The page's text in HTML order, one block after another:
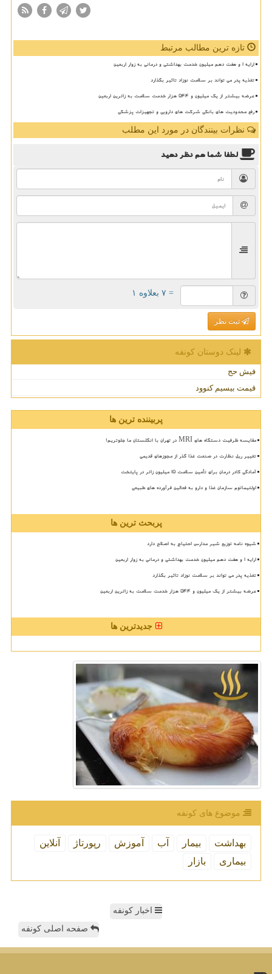
تازه ترین مطالب مرتبط
ارایه ۱ و هفت دهم میلیون خدمت بهداشتی و درمانی به زوار اربعین
تغذیه پدر می تواند بر سلامت نوزاد تاثیر بگذارد
عرضه بیشتر از یک میلیون و ۵۴۴ هزار خدمت سلامت به زائرین اربعین
رفع محدودیت های بانکی شرکت های دارویی و تجهیزات پزشکی
نظرات بینندگان در مورد این مطلب
لطفا شما همنظر دهید
= ۷ بعلاوه ۱
ثبت نظر
لینک دوستان كونفه
فیش حج
قیمت بیسیم کنوود
پربیننده ترین ها
مقایسه ظرفیت دستگاه های MRI در تهران با انگلستان ما جلوتریم!
تغییر ریل نظارت در صنعت غذا گذر از مجوزهای قدیمی
آمادگی کادر درمان برای تأمین سلامت 15 میلیون زائر در پایتخت
اولتیماتوم سازمان غذا و دارو به فعالین فرآورده های طبیعی
پربحث ترین ها
شیوه نامه توزیع شیر مدارس احتیاج به اصلاح دارد
ارایه ۱ و هفت دهم میلیون خدمت بهداشتی و درمانی به زوار اربعین
تغذیه پدر می تواند بر سلامت نوزاد تاثیر بگذارد
عرضه بیشتر از یک میلیون و ۵۴۴ هزار خدمت سلامت به زائرین اربعین
جدیدترین ها
موضوع های كونفه
بهداشت بیمار آب آموزش رپورتاژ
آنلاین
بیماری
بازار
اخبار کونفه
صفحه اصلی کونفه